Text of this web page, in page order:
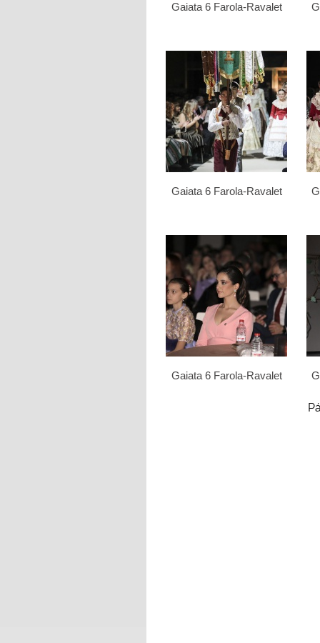
Gaiata 6 Farola-Ravalet
Gaiata 6 Farola-Ravalet
Gaiata 6 Farola-Ravalet